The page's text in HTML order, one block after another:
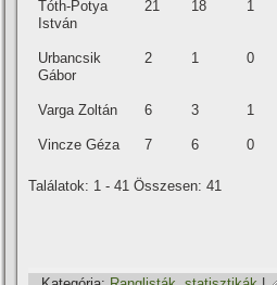
Tóth-Potya
István
21 18 1
Urbancsik
Gábor
2 1 0
Varga Zoltán 6 3 1
Vincze Géza 7 6 0
Találatok: 1 - 41 Összesen: 41